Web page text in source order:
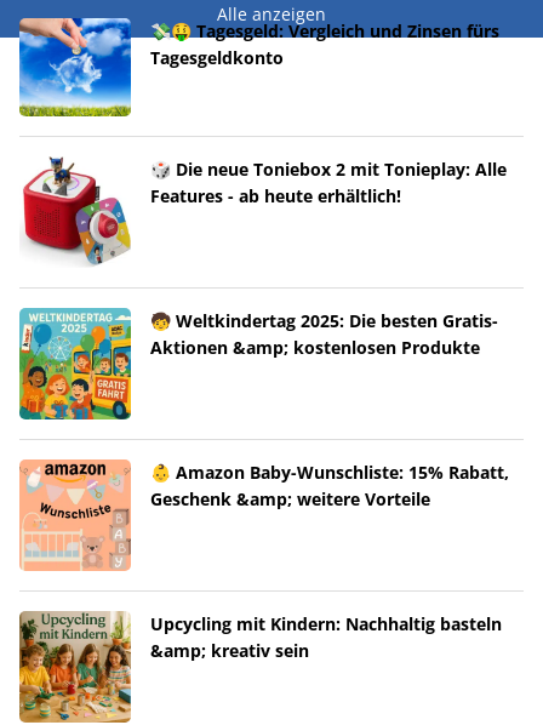
Alle anzeigen
💸🤑 Tagesgeld: Vergleich und Zinsen fürs
Tagesgeldkonto
🎲 Die neue Toniebox 2 mit Tonieplay: Alle
Features - ab heute erhältlich!
🧒 Weltkindertag 2025: Die besten Gratis-
Aktionen &amp; kostenlosen Produkte
👶 Amazon Baby-Wunschliste: 15% Rabatt,
Geschenk &amp; weitere Vorteile
Upcycling mit Kindern: Nachhaltig basteln
&amp; kreativ sein